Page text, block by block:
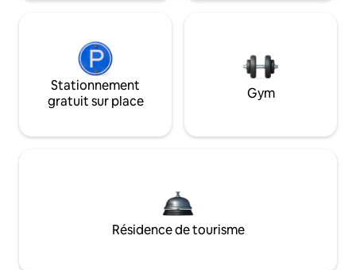
Stationnement
gratuit sur place
Gym
Résidence de tourisme